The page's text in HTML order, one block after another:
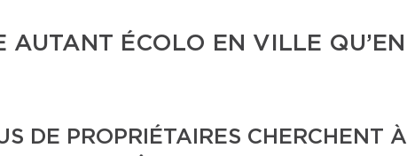
AUTANT ÉCOLO EN VILLE QU’EN
DE PROPRIÉTAIRES CHERCHENT À